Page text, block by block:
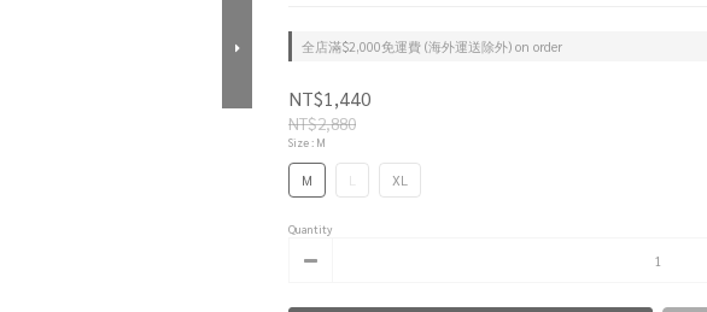
全店滿$2,000免運費 (海外運送除外) on order
NT$1,440
NT$2,880
Size: M
M L XL
Quantity